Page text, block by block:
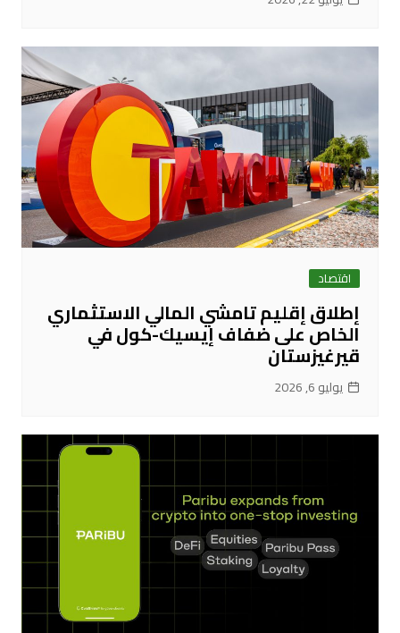
اقتصاد
إطلاق إقليم تامشي المالي الاستثماري
الخاص على ضفاف إيسيك-كول في
قيرغيزستان
يوليو 6, 2026